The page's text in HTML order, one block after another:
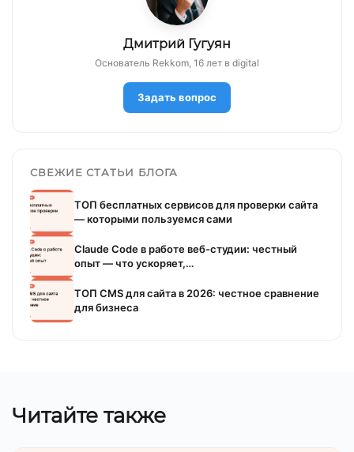
Дмитрий Гугуян
Основатель Rekkom, 16 лет в digital
Задать вопрос
СВЕЖИЕ СТАТЬИ БЛОГА
ТОП бесплатных сервисов для проверки сайта
— которыми пользуемся сами
Claude Code в работе веб-студии: честный
опыт — что ускоряет,…
ТОП CMS для сайта в 2026: честное сравнение
для бизнеса
Читайте также